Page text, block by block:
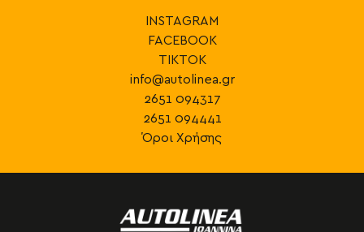
INSTAGRAM
FACEBOOK
TIKTOK
info@autolinea.gr
2651 094317
2651 094441
Όροι Χρήσης